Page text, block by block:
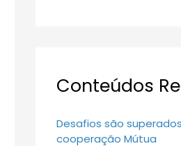
Conteúdos
Desafios são
cooperação Mútua